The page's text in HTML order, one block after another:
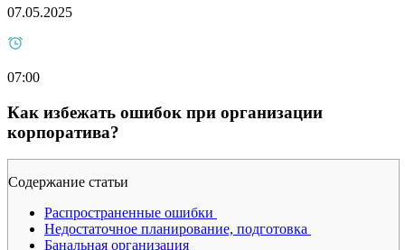
07.05.2025
07:00
Как избежать ошибок при организации
корпоратива?
Содержание статьи
Распространенные ошибки
Недостаточное планирование, подготовка
Банальная организация